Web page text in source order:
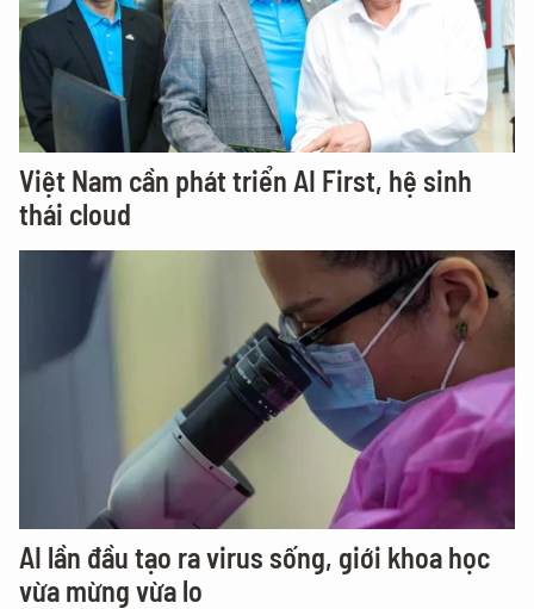
Việt Nam cần phát triển AI First, hệ sinh
thái cloud
AI lần đầu tạo ra virus sống, giới khoa học
vừa mừng vừa lo